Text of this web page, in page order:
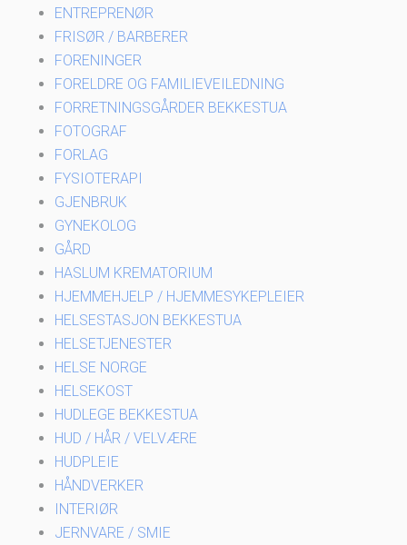
ENTREPRENØR
FRISØR / BARBERER
FORENINGER
FORELDRE OG FAMILIEVEILEDNING
FORRETNINGSGÅRDER BEKKESTUA
FOTOGRAF
FORLAG
FYSIOTERAPI
GJENBRUK
GYNEKOLOG
GÅRD
HASLUM KREMATORIUM
HJEMMEHJELP / HJEMMESYKEPLEIER
HELSESTASJON BEKKESTUA
HELSETJENESTER
HELSE NORGE
HELSEKOST
HUDLEGE BEKKESTUA
HUD / HÅR / VELVÆRE
HUDPLEIE
HÅNDVERKER
INTERIØR
JERNVARE / SMIE